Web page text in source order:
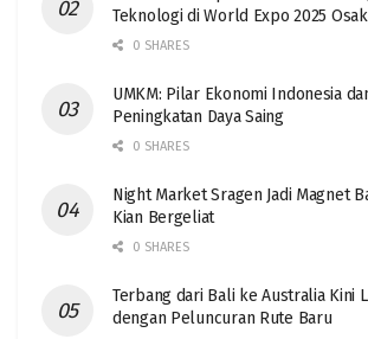
Teknologi di World Expo 2025
0 SHARES
UMKM: Pilar Ekonomi Indonesia
Peningkatan Daya Saing
0 SHARES
Night Market Sragen Jadi Magnet
Kian Bergeliat
0 SHARES
Terbang dari Bali ke Australia Kini
dengan Peluncuran Rute Baru